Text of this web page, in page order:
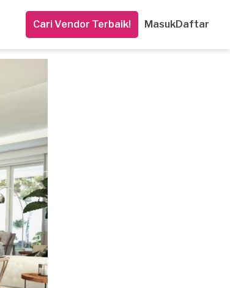
Cari Vendor Terbaik! MasukDaftar